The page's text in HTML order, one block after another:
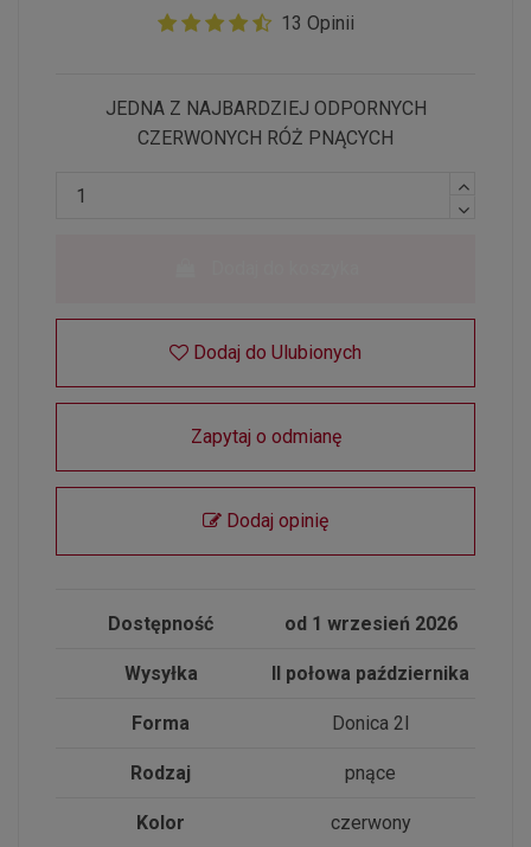
13 Opinii
JEDNA Z NAJBARDZIEJ ODPORNYCH
CZERWONYCH RÓŻ PNĄCYCH
Dodaj do Ulubionych
Zapytaj o odmianę
Dodaj opinię
Dostępność od 1 wrzesień 2026
Wysyłka II połowa października
Forma Donica 2l
Rodzaj pnące
Kolor czerwony